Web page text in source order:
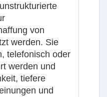
von
werden. Sie
telefonisch oder
werden und
tiefere
und